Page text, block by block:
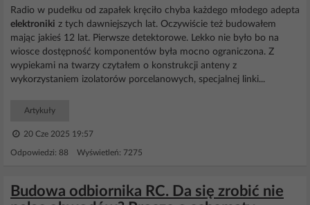
Radio w pudełku od zapałek kręciło chyba każdego młodego adepta
elektroniki z tych dawniejszych lat. Oczywiście też budowałem
mając jakieś 12 lat. Pierwsze detektorowe. Lekko nie było bo na
wiosce dostępność komponentów była mocno ograniczona. Z
wypiekami na twarzy czytałem o konstrukcji anteny z
wykorzystaniem izolatorów porcelanowych, specjalnej linki...
Artykuły
20 Cze 2025 19:57
Odpowiedzi: 88 Wyświetleń: 7275
Budowa odbiornika RC. Da się zrobić nie